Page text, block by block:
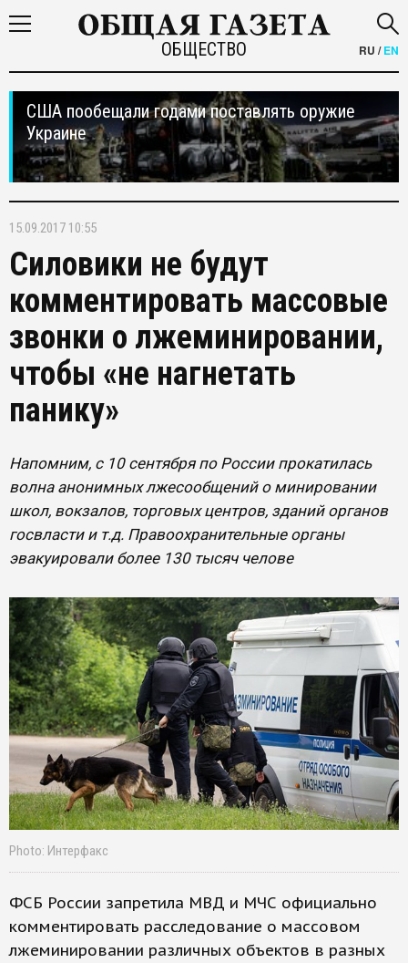
ОБЩЕСТВО RU /EN
США пообещали годами поставлять оружие
Украине
15.09.2017 10:55
Силовики не будут
комментировать массовые
звонки о лжеминировании,
чтобы «не нагнетать
панику»
Напомним, с 10 сентября по России прокатилась
волна анонимных лжесообщений о минировании
школ, вокзалов, торговых центров, зданий органов
госвласти и т.д. Правоохранительные органы
эвакуировали более 130 тысяч челове
Photo: Интерфакс
ФСБ России запретила МВД и МЧС официально
комментировать расследование о массовом
лжеминировании различных объектов в разных